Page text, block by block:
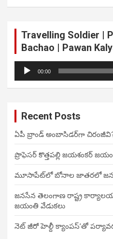
Travelling Soldier |
Bachao | Pawan
Audio
Player
00:00
Recent Posts
ఏపీ బ్రాండ్ అంబాసిడర్‌గా
ప్రొఫెసర్ కొత్తపల్లి జయశంకర్
మూసాపేట్‌లో బోనాల జాతరలో
జనసేన తెలంగాణ రాష్ట్ర
జయంతి వేడుకలు
నెట్ జీరో హెల్దీ క్యాంపస్’తో